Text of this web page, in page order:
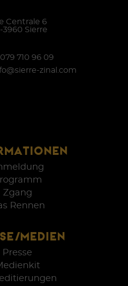
Zgang
Rennen
MEDIEN
Presse
Centrale 6
3960 Sierre
079 710 96 09
zinal.com